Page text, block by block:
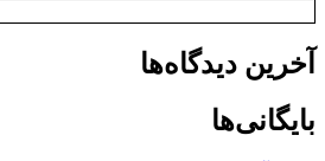
آخرین دیدگاه‌ها
بایگانی‌ها